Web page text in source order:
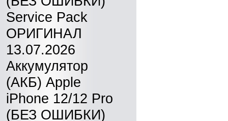
Service Pack
ОРИГИНАЛ
13.07.2026
Аккумулятор
(АКБ) Apple
iPhone 12/12 Pro
(БЕЗ ОШИБКИ)